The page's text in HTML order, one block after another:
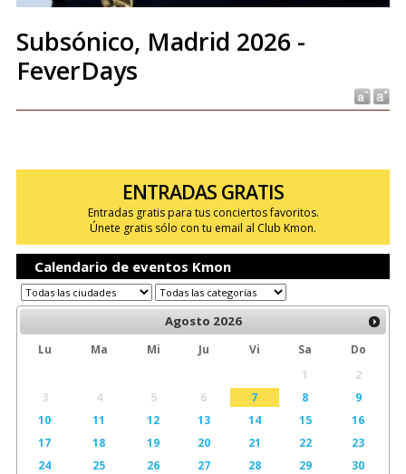
Subsónico, Madrid 2026 -
FeverDays
ENTRADAS GRATIS
Entradas gratis para tus conciertos favoritos.
Únete gratis sólo con tu email al Club Kmon.
Calendario de eventos Kmon
Agosto 2026
Lu Ma Mi Ju Vi Sa
Do
1
2
3
4 5 6 7 8
9
10
11 12 13 14 15
16
17
18 19 20 21 22
23
24
25 26 27 28 29
30